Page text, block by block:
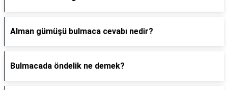
Alman gümüşü bulmaca cevabı nedir?
Bulmacada öndelik ne demek?